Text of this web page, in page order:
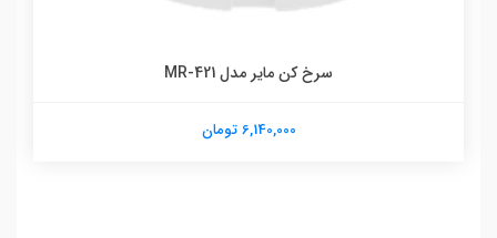
سرخ کن مایر مدل MR-421
6,140,000 تومان